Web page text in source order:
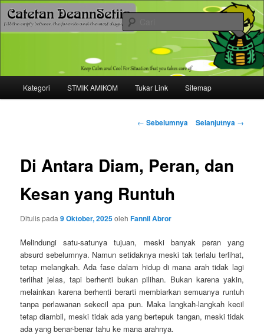
Mari bermimpi dan ciptakan kehendak
Cari
Langsung
utama
Kategori STMIK AMIKOM Tukar Link Sitemap
Navigasi
← Sebelumnya Selanjutnya →
Di Antara Diam, Peran, dan
Kesan yang Runtuh
Ditulis pada9 Oktober, 2025olehFannil Abror
Melindungi satu-satunya tujuan, meski banyak peran yang
absurd sebelumnya. Namun setidaknya meski tak terlalu terlihat,
tetap melangkah. Ada fase dalam hidup di mana arah tidak lagi
terlihat jelas, tapi berhenti bukan pilihan. Bukan karena yakin,
melainkan karena berhenti berarti membiarkan semuanya runtuh
tanpa perlawanan sekecil apa pun. Maka langkah-langkah kecil
tetap diambil, meski tidak ada yang bertepuk tangan, meski tidak
ada yang benar-benar tahu ke mana arahnya.